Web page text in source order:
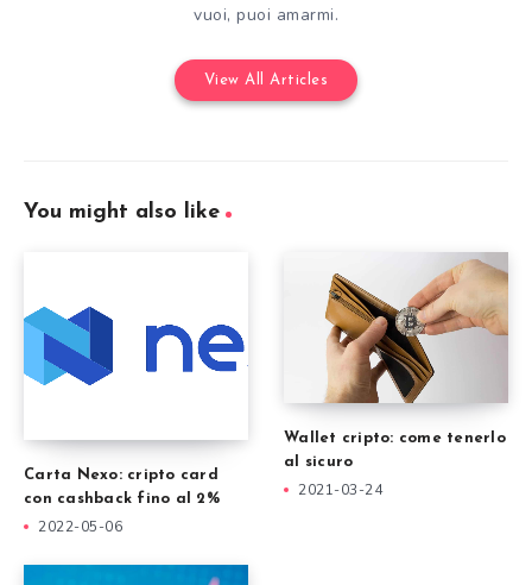
vuoi, puoi amarmi.
View All Articles
You might also like
Carta Nexo: cripto card
con cashback fino al 2%
2022-05-06
Wallet cripto: come tenerlo
al sicuro
2021-03-24